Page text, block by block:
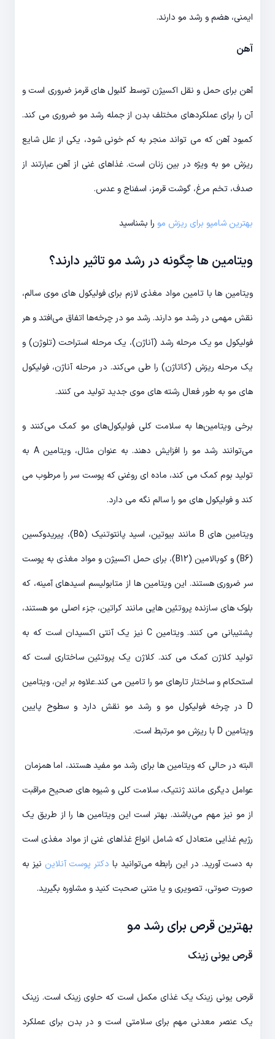
ایمنی، هضم و رشد مو دارند.
آهن
آهن برای حمل و نقل اکسیژن توسط گلبول های قرمز ضروری است و
آن را برای عملکردهای مختلف بدن از جمله رشد مو ضروری می کند.
کمبود آهن که می تواند منجر به کم خونی شود، یکی از علل شایع
ریزش مو به ویژه در بین زنان است. غذاهای غنی از آهن عبارتند از
صدف، تخم مرغ، گوشت قرمز، اسفناج و عدس.
بهترین شامپو برای ریزش مو را بشناسید
ویتامین ها چگونه در رشد مو تاثیر دارند؟
ویتامین ها با تامین مواد مغذی لازم برای فولیکول های موی سالم،
نقش مهمی در رشد مو دارند. رشد مو در چرخه‌ها اتفاق می‌افتد و هر
فولیکول مو یک مرحله رشد (آناژن)، یک مرحله استراحت (تلوژن) و
یک مرحله ریزش (کاتاژن) را طی می‌کند. در مرحله آناژن، فولیکول
های مو به طور فعال رشته های موی جدید تولید می کنند.
برخی ویتامین‌ها به سلامت کلی فولیکول‌های مو کمک می‌کنند و
می‌توانند رشد مو را افزایش دهند. به عنوان مثال، ویتامین A به
تولید بوم کمک می کند، ماده ای روغنی که پوست سر را مرطوب می
کند و فولیکول های مو را سالم نگه می دارد.
ویتامین های B مانند بیوتین، اسید پانتوتنیک (B5)، پیریدوکسین
(B6) و کوبالامین (B12)، برای حمل اکسیژن و مواد مغذی به پوست
سر ضروری هستند. این ویتامین ها از متابولیسم اسیدهای آمینه، که
بلوک های سازنده پروتئین هایی مانند کراتین، جزء اصلی مو هستند،
پشتیبانی می کنند. ویتامین C نیز یک آنتی اکسیدان است که به
تولید کلاژن کمک می کند. کلاژن یک پروتئین ساختاری است که
استحکام و ساختار تارهای مو را تامین می کند.علاوه بر این، ویتامین
D در چرخه فولیکول مو و رشد مو نقش دارد و سطوح پایین
ویتامین D با ریزش مو مرتبط است.
البته در حالی که ویتامین ها برای رشد مو مفید هستند، اما همزمان
عوامل دیگری مانند ژنتیک، سلامت کلی و شیوه های صحیح مراقبت
از مو نیز مهم می‌باشند. بهتر است این ویتامین ها را از طریق یک
رژیم غذایی متعادل که شامل انواع غذاهای غنی از مواد مغذی است
به دست آورید. در این رابطه می‌توانید با دکتر پوست آنلاین نیز به
صورت صوتی، تصویری و یا متنی صحبت کنید و مشاوره بگیرید.
بهترین قرص برای رشد مو
قرص یونی زینک
قرص یونی زینک یک غذای مکمل است که حاوی زینک است. زینک
یک عنصر معدنی مهم برای سلامتی است و در بدن برای عملکرد